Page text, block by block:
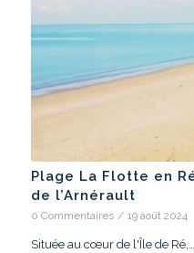
Plage La Flotte en
de l’Arnérault
0 Commentaires / 19 août 2024
Située au cœur de l'Île de Ré,…